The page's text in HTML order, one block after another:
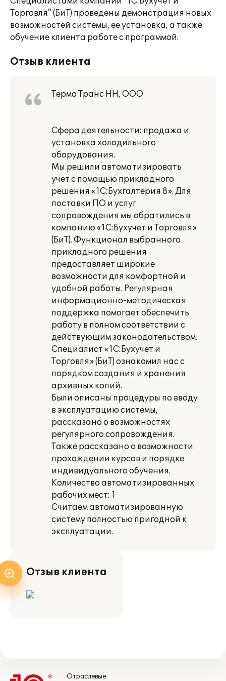
Торговля" (БиТ) проведены демонстрация новых
возможностей системы, ее установка, а также
обучение клиента работе с программой.
Отзыв клиента
Термо Транс НН, ООО
Сфера деятельности: продажа и
установка холодильного
оборудования.
Мы решили автоматизировать
учет с помощью прикладного
решения «1С:Бухгалтерия 8». Для
поставки ПО и услуг
сопровождения мы обратились в
компанию «1С:Бухучет и Торговля»
(БиТ). Функционал выбранного
прикладного решения
предоставляет широкие
возможности для комфортной и
удобной работы. Регулярная
информационно-методическая
поддержка помогает обеспечить
работу в полном соответствии с
действующим законодательством.
Специалист «1С:Бухучет и
Торговля» (БиТ) ознакомил нас с
порядком создания и хранения
архивных копий.
Были описаны процедуры по вводу
в эксплуатацию системы,
рассказано о возможностях
регулярного сопровождения.
Также рассказано о возможности
прохождении курсов и порядке
индивидуального обучения.
Количество автоматизированных
рабочих мест: 1
Считаем автоматизированную
систему полностью пригодной к
эксплуатации.
Отзыв клиента
Отраслевые